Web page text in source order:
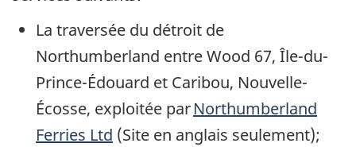
La traversée du détroit de
Northumberland entre Wood 67, Île-du-
Prince-Édouard et Caribou, Nouvelle-
Écosse, exploitée parNorthumberland
Ferries Ltd (Site en anglais seulement);